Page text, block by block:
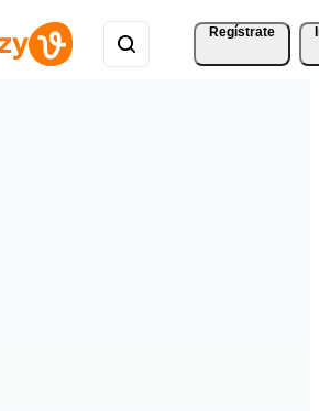
Regístrate